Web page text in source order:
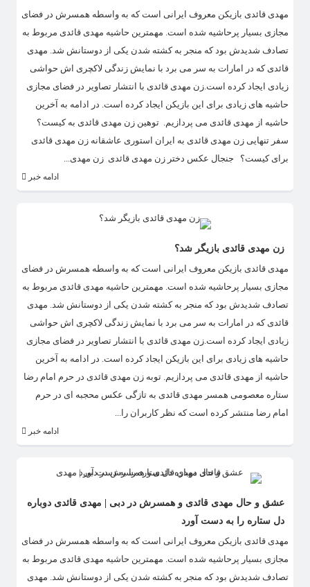
مهدی قائدی بازیکن معروف ایرانی است که به واسطه همسرش در فضای
مجازی بسیار پرحاشیه شده است. مهمترین حاشیه مهدی قائدی مربوط به
تصادف شدیدش بود که منجر به کشته شدن یکی از دوستانش شد. مهدی
قائدی که در امارات به سر می برد با نمایش زندگی لاکچری اش حواشی
زیادی ایجاد کرده است.زن مهدی قائدی با انتشار تصاویر در فضای مجازی
حاشیه های زیادی برای این بازیکن ایجاد کرده است. در ادامه به آخرین
حاشیه از مهدی قائدی می پردازیم. ​ توهین زن مهدی قائدی به کیست؟
سفر تنهایی زن مهدی قائدی به ایران استوری عاشقانه زن مهدی قائدی
برای کیست؟ جنجال عکس دختر زن مهدی قائدی زن مهدی...
ادامه خبر
زن مهدی قائدی بازیگر شد؟
مهدی قائدی بازیکن معروف ایرانی است که به واسطه همسرش در فضای
مجازی بسیار پرحاشیه شده است. مهمترین حاشیه مهدی قائدی مربوط به
تصادف شدیدش بود که منجر به کشته شدن یکی از دوستانش شد. مهدی
قائدی که در امارات به سر می برد با نمایش زندگی لاکچری اش حواشی
زیادی ایجاد کرده است.زن مهدی قائدی با انتشار تصاویر در فضای مجازی
حاشیه های زیادی برای این بازیکن ایجاد کرده است. در ادامه به آخرین
حاشیه از مهدی قائدی می پردازیم. توبه زن مهدی قائدی در حرم امام رضا
ستاره معصومی همسر مهدی قائدی به تازگی عکس محجبه ای در حرم
امام رضا منتشر کرده است که نظر کاربران را...
ادامه خبر
عشق و حال مهدی قائدی و همسرش در دبی | مهدی قائدی دوباره
دل ستاره را به دست آورد
​مهدی قائدی بازیکن معروف ایرانی است که به واسطه همسرش در فضای
مجازی بسیار پرحاشیه شده است. مهمترین حاشیه مهدی قائدی مربوط به
تصادف شدیدش بود که منجر به کشته شدن یکی از دوستانش شد. مهدی